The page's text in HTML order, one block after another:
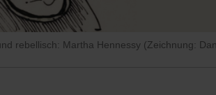
rebellisch: Martha Hennessy (Zeichnung: